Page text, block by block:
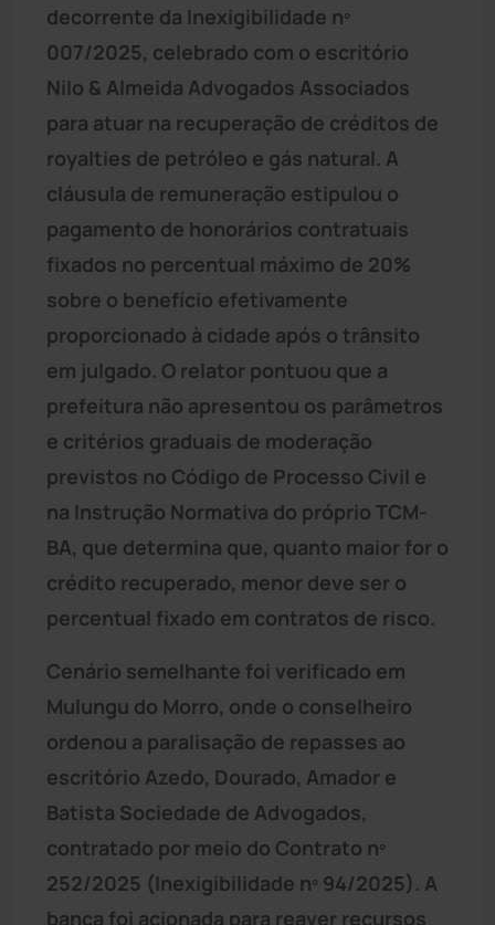
decorrente da Inexigibilidade nº
007/2025, celebrado com o escritório
Nilo & Almeida Advogados Associados
para atuar na recuperação de créditos de
royalties de petróleo e gás natural. A
cláusula de remuneração estipulou o
pagamento de honorários contratuais
fixados no percentual máximo de 20%
sobre o benefício efetivamente
proporcionado à cidade após o trânsito
em julgado. O relator pontuou que a
prefeitura não apresentou os parâmetros
e critérios graduais de moderação
previstos no Código de Processo Civil e
na Instrução Normativa do próprio TCM-
BA, que determina que, quanto maior for o
crédito recuperado, menor deve ser o
percentual fixado em contratos de risco.
Cenário semelhante foi verificado em
Mulungu do Morro, onde o conselheiro
ordenou a paralisação de repasses ao
escritório Azedo, Dourado, Amador e
Batista Sociedade de Advogados,
contratado por meio do Contrato nº
252/2025 (Inexigibilidade nº 94/2025). A
banca foi acionada para reaver recursos